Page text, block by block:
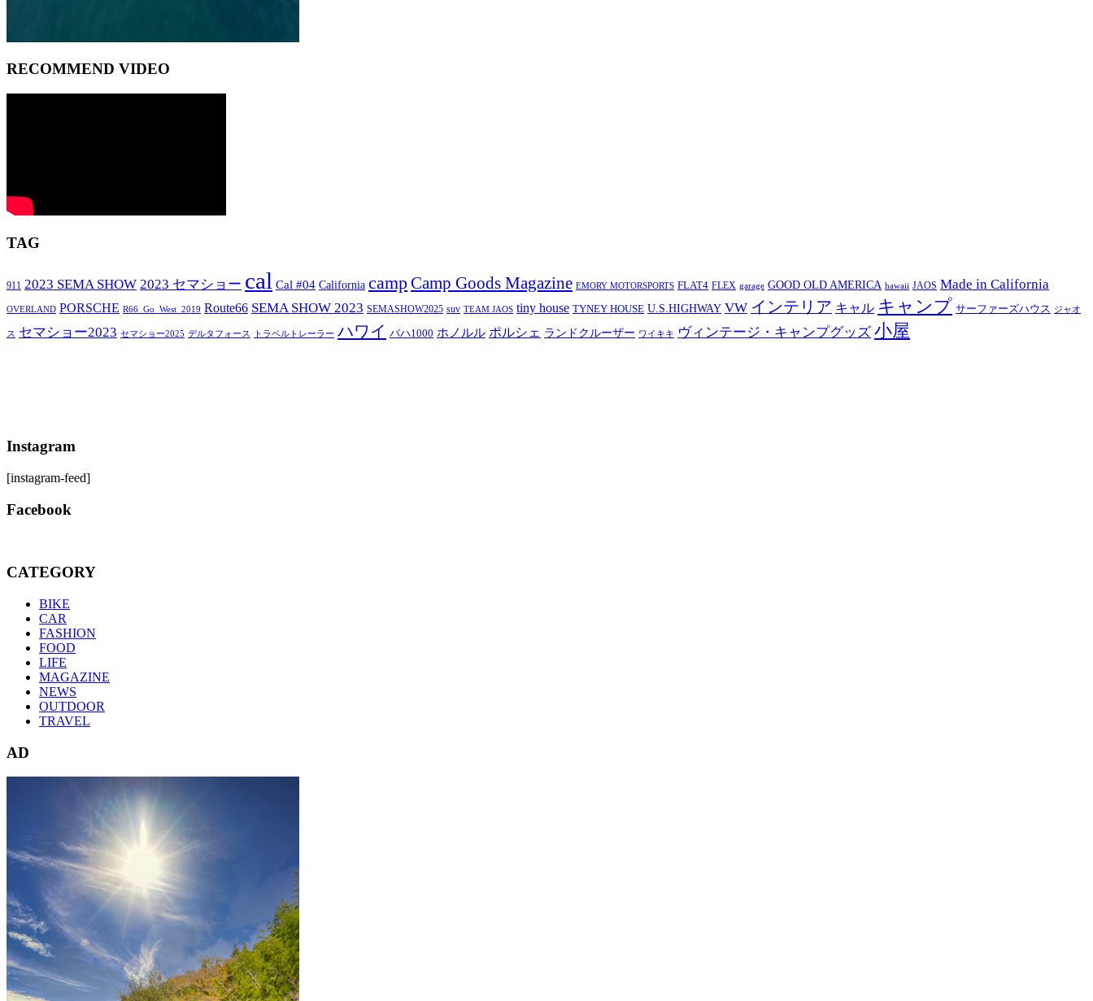
RECOMMEND VIDEO
TAG
911 2023 SEMA SHOW 2023 セマショー cal Cal #04 California campCamp Goods Magazine EMORY MOTORSPORTS FLAT4 FLEX garage GOOD OLD AMERICA hawaii JAOS Made in California
OVERLAND PORSCHE R66_Go_West_2019 Route66 SEMA SHOW 2023 SEMASHOW2025 suv TEAM JAOS tiny house TYNEY HOUSE U.S.HIGHWAY VW インテリア キャル キャンプ サーファーズハウス ジャオ
ス セマショー2023 セマショー2025 デルタフォース トラベルトレーラー ハワイ バハ1000 ホノルル ポルシェ ランドクルーザー ワイキキ ヴィンテージ・キャンプグッズ 小屋
Instagram
[instagram-feed]
Facebook
CATEGORY
BIKE
CAR
FASHION
FOOD
LIFE
MAGAZINE
NEWS
OUTDOOR
TRAVEL
AD